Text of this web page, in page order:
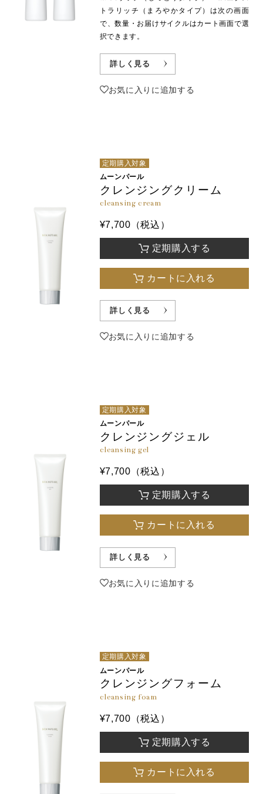
トラリッチ（まろやかタイプ）は次の画面
で、数量・お届けサイクルはカート画面で選
択できます。
詳しく見る
お気に入りに追加する
定期購入対象
ムーンパール
クレンジングクリーム
cleansing cream
¥7,700（税込）
定期購入する
カートに入れる
詳しく見る
お気に入りに追加する
定期購入対象
ムーンパール
クレンジングジェル
cleansing gel
¥7,700（税込）
定期購入する
カートに入れる
詳しく見る
お気に入りに追加する
定期購入対象
ムーンパール
クレンジングフォーム
cleansing foam
¥7,700（税込）
定期購入する
カートに入れる